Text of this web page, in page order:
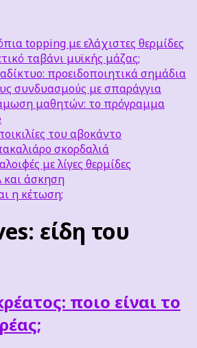
topping με ελάχιστες θερμίδες
ταβάνι μυϊκής μάζας;
προειδοποιητικά σημάδια
συνδυασμούς με σπαράγγια
μαθητών: το πρόγραμμα
του αβοκάντο
σκορδαλιά
με λίγες θερμίδες
και άσκηση
η κέτωση;
είδη του
ποιο είναι το